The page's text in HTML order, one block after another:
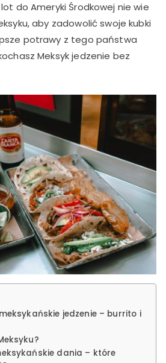
do Ameryki Środkowej nie wie
aby zadowolić swoje kubki
potrawy z tego państwa
Meksyk jedzenie bez
jedzenie – burrito i
dania – które